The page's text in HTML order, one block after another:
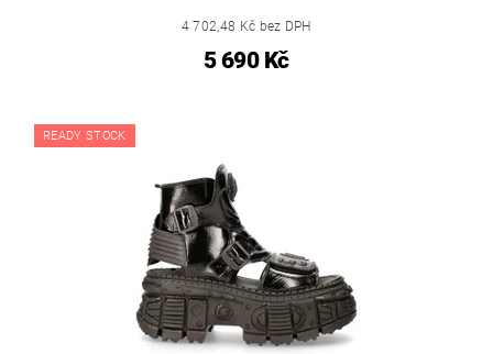
4 702,48 Kč bez DPH
5 690 Kč
READY STOCK